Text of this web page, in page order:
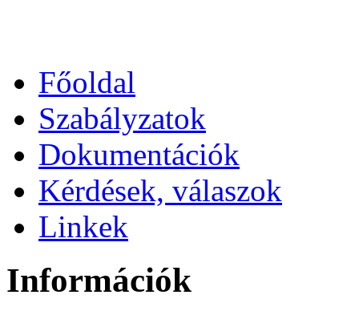
Főoldal
Szabályzatok
Dokumentációk
Kérdések, válaszok
Linkek
Információk